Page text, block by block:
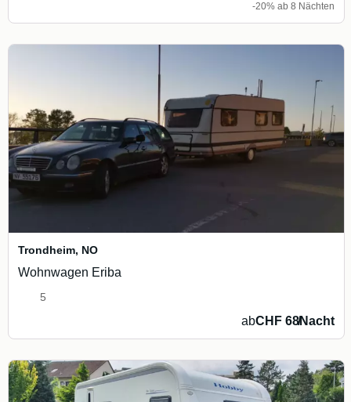
-20% ab 8 Nächten
Trondheim, NO
Wohnwagen Eriba
5
abCHF 68/Nacht